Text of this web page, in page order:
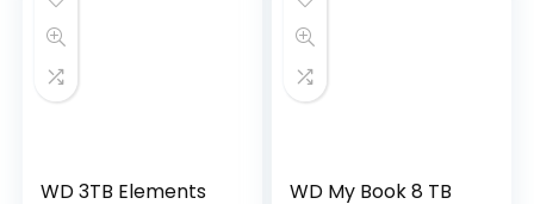
WD 3TB Elements
WD My Book 8 TB